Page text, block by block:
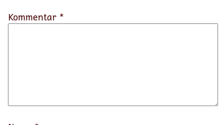
Kommentar *